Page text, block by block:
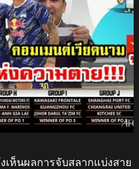
เห็นผลการจับสลากแบ่งสาย